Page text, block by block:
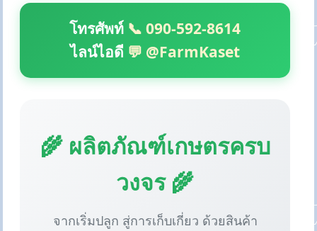
โทรศัพท์ 📞 090-592-8614
ไลน์ไอดี 💬 @FarmKaset
🌾 ผลิตภัณฑ์เกษตรครบ
วงจร 🌾
จากเริ่มปลูก สู่การเก็บเกี่ยว ด้วยสินค้า